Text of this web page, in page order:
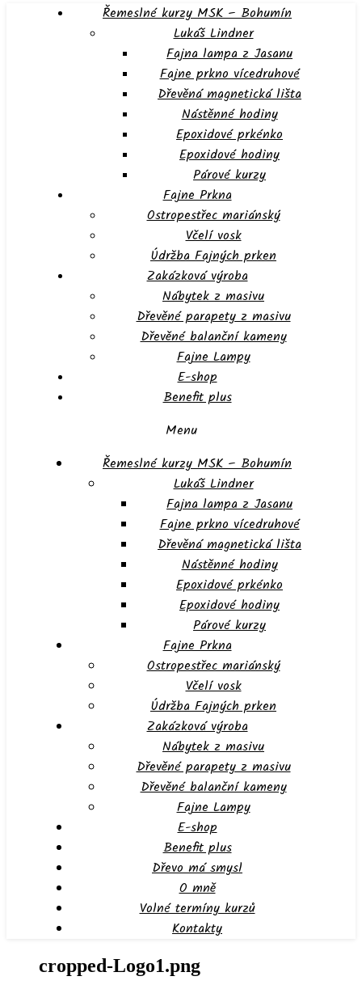
Řemeslné kurzy MSK – Bohumín
Lukáš Lindner
Fajna lampa z Jasanu
Fajne prkno vícedruhové
Dřevěná magnetická lišta
Nástěnné hodiny
Epoxidové prkénko
Epoxidové hodiny
Párové kurzy
Fajne Prkna
Ostropestřec mariánský
Včelí vosk
Údržba Fajných prken
Zakázková výroba
Nábytek z masivu
Dřevěné parapety z masivu
Dřevěné balanční kameny
Fajne Lampy
E-shop
Benefit plus
Menu
Řemeslné kurzy MSK – Bohumín
Lukáš Lindner
Fajna lampa z Jasanu
Fajne prkno vícedruhové
Dřevěná magnetická lišta
Nástěnné hodiny
Epoxidové prkénko
Epoxidové hodiny
Párové kurzy
Fajne Prkna
Ostropestřec mariánský
Včelí vosk
Údržba Fajných prken
Zakázková výroba
Nábytek z masivu
Dřevěné parapety z masivu
Dřevěné balanční kameny
Fajne Lampy
E-shop
Benefit plus
Dřevo má smysl
O mně
Volné termíny kurzů
Kontakty
cropped-Logo1.png